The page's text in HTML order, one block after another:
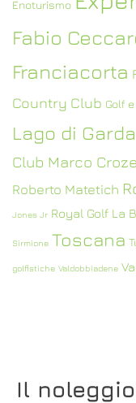
Enoturismo
Fabio
Franciacorta
Country Club Golf
Lago di Garda
Club Marco Croze
Roberto Matetich
Jones Jr Royal Golf La
Sirmione Toscana
golfistiche Valdobbiadene
Il